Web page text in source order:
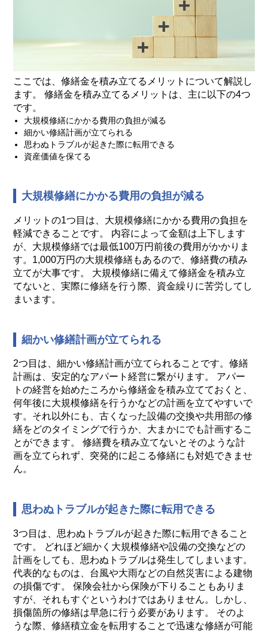
ここでは、修繕金を積み立てるメリットについて解説し
ます。 修繕金を積み立てるメリットは、主に以下の4つ
です。
大規模修繕にかかる費用の負担が減る
細かい修繕計画が立てられる
思わぬトラブルが起きた際に転用できる
資産価値を保てる
大規模修繕にかかる費用の負担が減る
メリットの1つ目は、大規模修繕にかかる費用の負担を
軽減できることです。 内容によって金額は上下します
が、大規模修繕では最低100万円前後の費用がかかりま
す。1,000万円の大規模修繕もあるので、修繕費の積み
立てが大事です。 大規模修繕に備えて修繕金を積み立
てないと、実際に修繕を行う際、資金繰りに苦労してし
まいます。
細かい修繕計画が立てられる
2つ目は、細かい修繕計画が立てられることです。修繕
計画は、安定的なアパート経営に繋がります。 アパー
トの経営を始めたころから修繕金を積み立てておくと、
何年後に大規模修繕を行うかなどの計画を立てやすいで
す。それ以外にも、古くなった設備の交換や共用部の修
繕をどのタイミングで行うか、大まかにでも計画するこ
とができます。 修繕費を積み立てないとそのような計
画を立てられず、突発的に起こる修繕にも対処できませ
ん。
思わぬトラブルが起きた際に転用できる
3つ目は、思わぬトラブルが起きた際に転用できること
です。 どれほど細かく大規模修繕や設備の交換などの
計画をしても、思わぬトラブルは発生してしまいます。
代表的なものは、台風や大雨などの自然災害による建物
の損傷です。 保険会社から保険が下りることもありま
すが、それもすぐというわけではありません。しかし、
損傷箇所の修繕は早急に行う必要があります。 そのよ
うな際、修繕積立金を転用することで迅速な修繕が可能